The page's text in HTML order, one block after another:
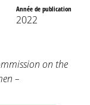
Année de publication
2022
on the
–